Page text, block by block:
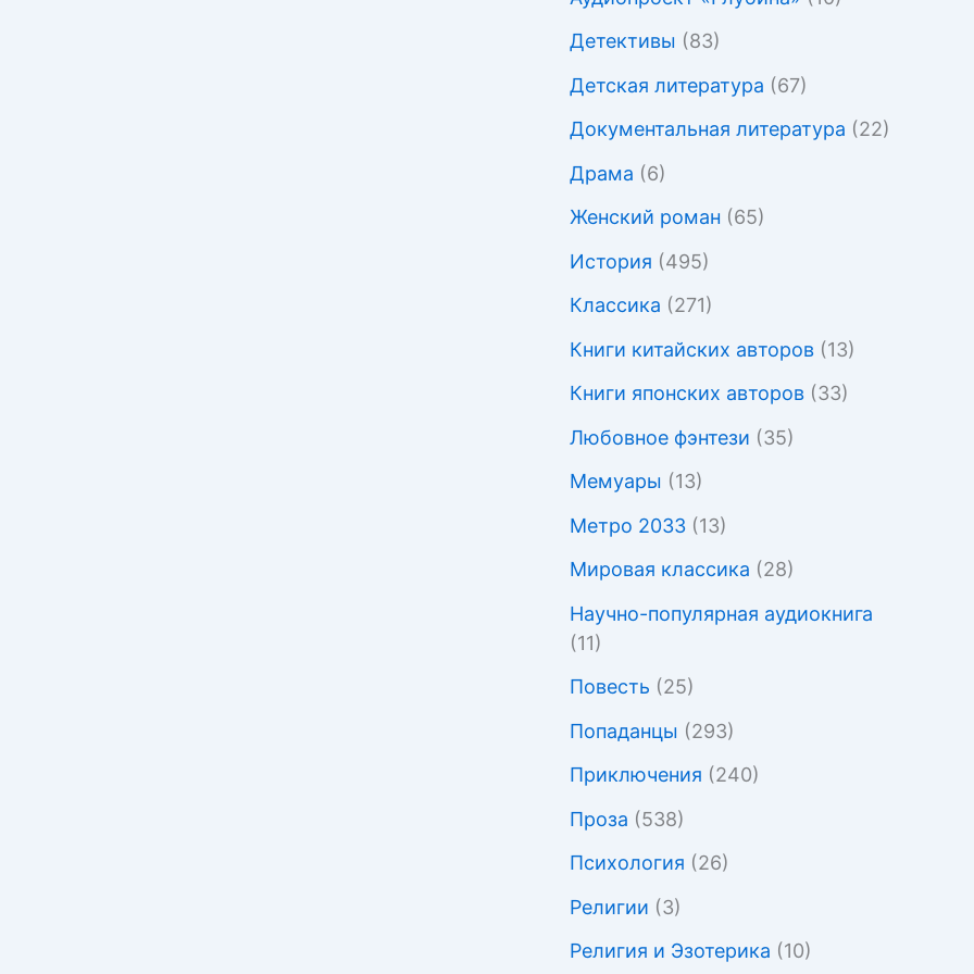
Детективы (83)
Детская литература (67)
Документальная литература (22)
Драма (6)
Женский роман (65)
История (495)
Классика (271)
Книги китайских авторов (13)
Книги японских авторов (33)
Любовное фэнтези (35)
Мемуары (13)
Метро 2033 (13)
Мировая классика (28)
Научно-популярная аудиокнига
(11)
Повесть (25)
Попаданцы (293)
Приключения (240)
Проза (538)
Психология (26)
Религии (3)
Религия и Эзотерика (10)